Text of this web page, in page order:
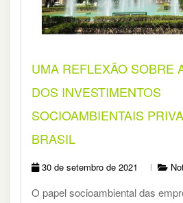
UMA REFLEXÃO SOBRE
DOS INVESTIMENTOS
SOCIOAMBIENTAIS
BRASIL
30 de setembro de 2021
O papel socioambiental das